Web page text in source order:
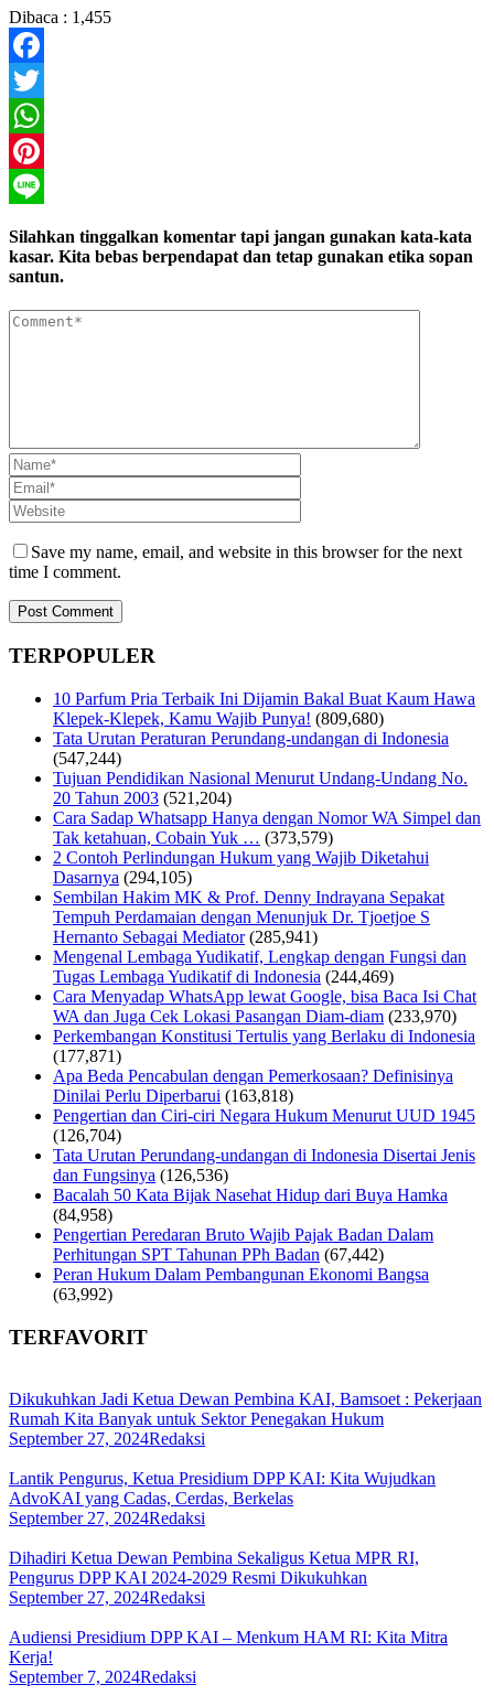
Dibaca : 1,455
Facebook
Twitter
WhatsApp
Pinterest
Silahkan tinggalkan komentar tapi jangan gunakan kata-kata
kasar. Kita bebas berpendapat dan tetap gunakan etika sopan
santun.
Save my name, email, and website in this browser for the next
time I comment.
TERPOPULER
10 Parfum Pria Terbaik Ini Dijamin Bakal Buat Kaum Hawa
Klepek-Klepek, Kamu Wajib Punya! (809,680)
Tata Urutan Peraturan Perundang-undangan di Indonesia
(547,244)
Tujuan Pendidikan Nasional Menurut Undang-Undang No.
20 Tahun 2003 (521,204)
Cara Sadap Whatsapp Hanya dengan Nomor WA Simpel dan
Tak ketahuan, Cobain Yuk … (373,579)
2 Contoh Perlindungan Hukum yang Wajib Diketahui
Dasarnya (294,105)
Sembilan Hakim MK & Prof. Denny Indrayana Sepakat
Tempuh Perdamaian dengan Menunjuk Dr. Tjoetjoe S
Hernanto Sebagai Mediator (285,941)
Mengenal Lembaga Yudikatif, Lengkap dengan Fungsi dan
Tugas Lembaga Yudikatif di Indonesia (244,469)
Cara Menyadap WhatsApp lewat Google, bisa Baca Isi Chat
WA dan Juga Cek Lokasi Pasangan Diam-diam (233,970)
Perkembangan Konstitusi Tertulis yang Berlaku di Indonesia
(177,871)
Apa Beda Pencabulan dengan Pemerkosaan? Definisinya
Dinilai Perlu Diperbarui (163,818)
Pengertian dan Ciri-ciri Negara Hukum Menurut UUD 1945
(126,704)
Tata Urutan Perundang-undangan di Indonesia Disertai Jenis
dan Fungsinya (126,536)
Bacalah 50 Kata Bijak Nasehat Hidup dari Buya Hamka
(84,958)
Pengertian Peredaran Bruto Wajib Pajak Badan Dalam
Perhitungan SPT Tahunan PPh Badan (67,442)
Peran Hukum Dalam Pembangunan Ekonomi Bangsa
(63,992)
TERFAVORIT
Dikukuhkan Jadi Ketua Dewan Pembina KAI, Bamsoet : Pekerjaan
Rumah Kita Banyak untuk Sektor Penegakan Hukum
September 27, 2024Redaksi
Lantik Pengurus, Ketua Presidium DPP KAI: Kita Wujudkan
AdvoKAI yang Cadas, Cerdas, Berkelas
September 27, 2024Redaksi
Dihadiri Ketua Dewan Pembina Sekaligus Ketua MPR RI,
Pengurus DPP KAI 2024-2029 Resmi Dikukuhkan
September 27, 2024Redaksi
Audiensi Presidium DPP KAI – Menkum HAM RI: Kita Mitra
Kerja!
September 7, 2024Redaksi